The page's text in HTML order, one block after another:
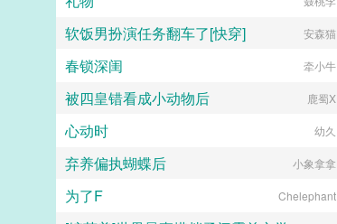
软饭男扮演任务翻车了[快穿] 安森猫
春锁深闺 牵小牛
被四皇错看成小动物后 鹿蜀X
心动时 幼久
弃养偏执蝴蝶后 小象拿拿
为了F Chelephant